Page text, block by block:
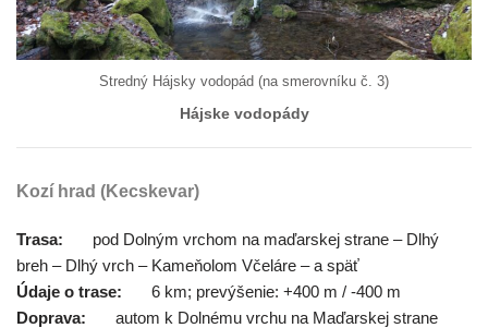
Stredný Hájsky vodopád (na smerovníku č. 3)
Hájske vodopády
Kozí hrad (Kecskevar)
Trasa:
pod Dolným vrchom na maďarskej strane – Dlhý
breh – Dlhý vrch – Kameňolom Včeláre – a späť
Údaje o trase:
6 km; prevýšenie: +400 m / -400 m
Doprava:
autom k Dolnému vrchu na Maďarskej strane